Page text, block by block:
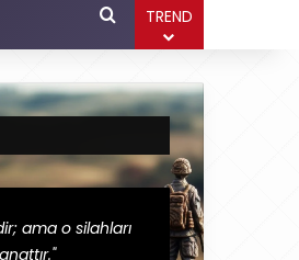
Ara TREND
ama o silahları